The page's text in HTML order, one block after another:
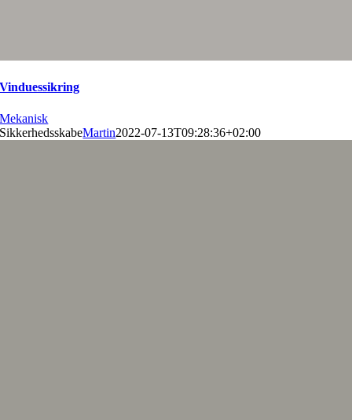
Vinduessikring
Mekanisk
SikkerhedsskabeMartin2022-07-13T09:28:36+02:00